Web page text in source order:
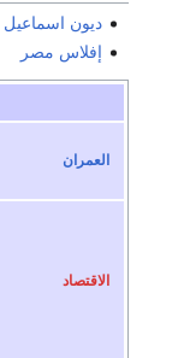
ديون اسماعيل
إفلاس مصر
العمران
الاقتصاد